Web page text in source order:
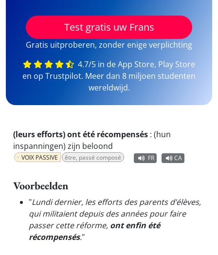
Test gratis uw Frans
Gratis uitproberen, zonder enige verplichting
4.7/5 in de App Store, Play Store
en op Trustpilot. Meer dan 8 miljoen studenten
wereldwijd.
(leurs efforts) ont été récompensés : (hun
inspanningen) zijn beloond
VOIX PASSIVE être, passé composé FR CA
Voorbeelden
"Lundi dernier, les efforts des parents d’élèves,
qui militaient depuis des années pour faire
passer cette réforme, ont enfin été
récompensés."